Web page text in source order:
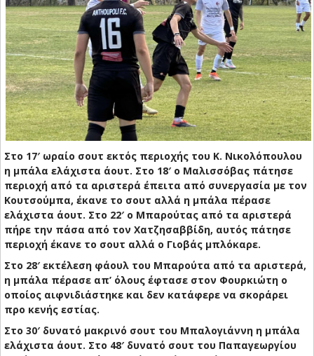
Στο 17′ ωραίο σουτ εκτός περιοχής του Κ. Νικολόπουλου
η μπάλα ελάχιστα άουτ. Στο 18′ ο Μαλισσόβας πάτησε
περιοχή από τα αριστερά έπειτα από συνεργασία με τον
Κουτσούμπα, έκανε το σουτ αλλά η μπάλα πέρασε
ελάχιστα άουτ. Στο 22′ ο Μπαρούτας από τα αριστερά
πήρε την πάσα από τον Χατζησαββίδη, αυτός πάτησε
περιοχή έκανε το σουτ αλλά ο Γιοβάς μπλόκαρε.
Στο 28′ εκτέλεση φάουλ του Μπαρούτα από τα αριστερά,
η μπάλα πέρασε απ’ όλους έφτασε στον Φουρκιώτη ο
οποίος αιφνιδιάστηκε και δεν κατάφερε να σκοράρει
προ κενής εστίας.
Στο 30′ δυνατό μακρινό σουτ του Μπαλογιάννη η μπάλα
ελάχιστα άουτ. Στο 48′ δυνατό σουτ του Παπαγεωργίου